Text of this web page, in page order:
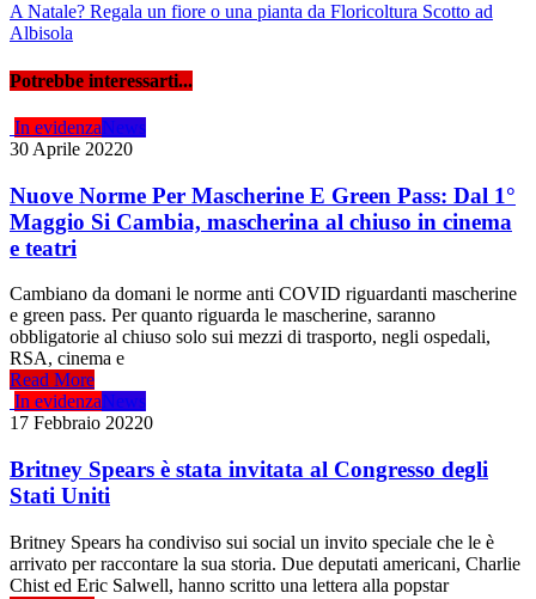
A Natale? Regala un fiore o una pianta da Floricoltura Scotto ad
Albisola
Potrebbe interessarti...
In evidenzaNews
30 Aprile 20220
Nuove Norme Per Mascherine E Green Pass: Dal 1°
Maggio Si Cambia, mascherina al chiuso in cinema
e teatri
Cambiano da domani le norme anti COVID riguardanti mascherine
e green pass. Per quanto riguarda le mascherine, saranno
obbligatorie al chiuso solo sui mezzi di trasporto, negli ospedali,
RSA, cinema e
Read More
In evidenzaNews
17 Febbraio 20220
Britney Spears è stata invitata al Congresso degli
Stati Uniti
Britney Spears ha condiviso sui social un invito speciale che le è
arrivato per raccontare la sua storia. Due deputati americani, Charlie
Chist ed Eric Salwell, hanno scritto una lettera alla popstar